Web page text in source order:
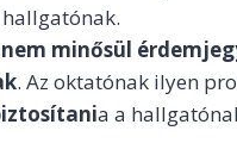
minősül
. Az oktatónak ilyen
a a